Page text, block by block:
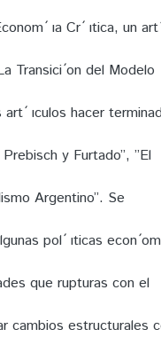
ıa Cr ́ ıtica, un
Transici ́on del Modelo
ıculos hacer
y Furtado”, ”El
Argentino”. Se
pol ́ ıticas econ
que rupturas con el
cambios estructurales